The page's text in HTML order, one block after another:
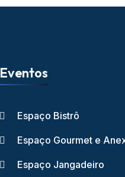
Eventos
Espaço Bistrô
Espaço Gourmet e
Espaço Jangadeiro